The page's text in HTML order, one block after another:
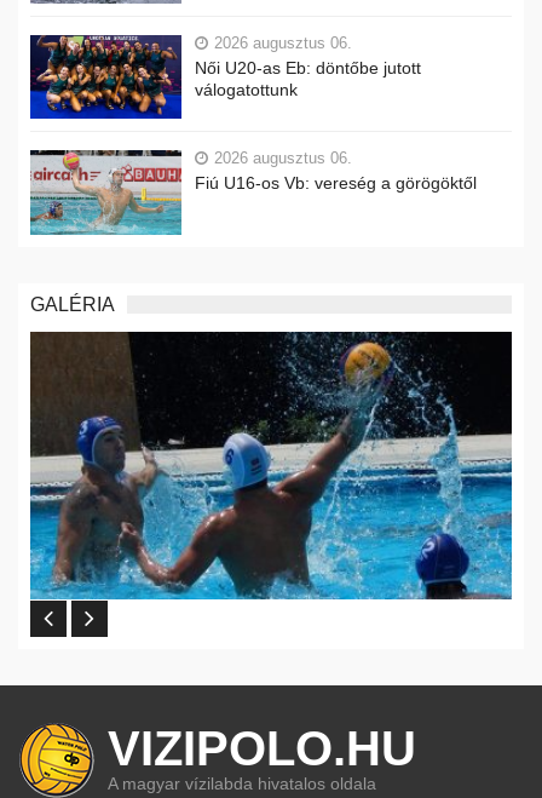
2026 augusztus 06.
Női U20-as Eb: döntőbe jutott
válogatottunk
2026 augusztus 06.
Fiú U16-os Vb: vereség a görögöktől
GALÉRIA
VIZIPOLO.HU
A magyar vízilabda hivatalos oldala